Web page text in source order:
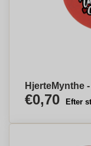
HjerteMynthe
€0,70 Efter